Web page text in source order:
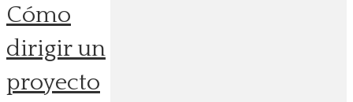
Cómo
dirigir un
proyecto